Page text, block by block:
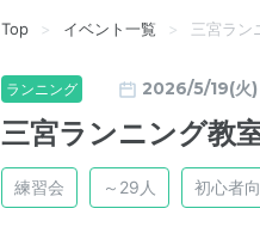
Top イベント一覧 三宮ラン
ランニング 2026/5/19(火)
三宮ランニング教
練習会 ～29人 初心者